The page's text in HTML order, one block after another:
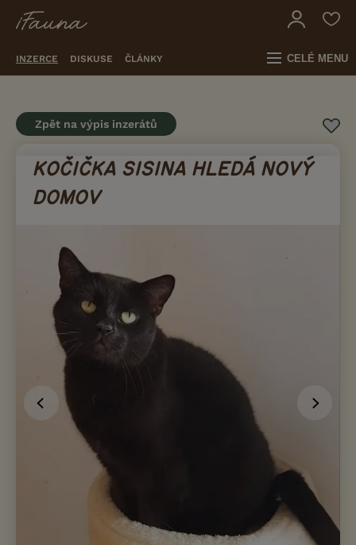
INZERCE DISKUSE ČLÁNKY CELÉ MENU
Zpět na výpis inzerátů
KOČIČKA SISINA HLEDÁ NOVÝ
DOMOV